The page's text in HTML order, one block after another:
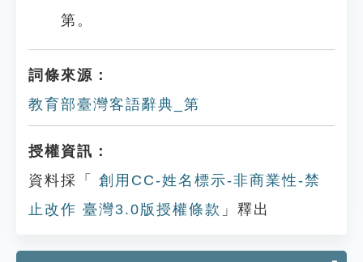
第。
詞條來源：
教育部臺灣客語辭典_第
授權資訊：
資料採「
創用CC-姓名標示-非商業性-禁
止改作 臺灣3.0版授權條款 」釋出